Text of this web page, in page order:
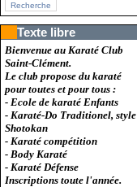
Texte libre
Bienvenue au Karaté Club
Saint-Clément.
Le club propose du karaté
pour toutes et pour tous :
- Ecole de karaté Enfants
- Karaté-Do Traditionel, style
Shotokan
- Karaté compétition
- Body Karaté
- Karaté Défense
Inscriptions toute l'année.